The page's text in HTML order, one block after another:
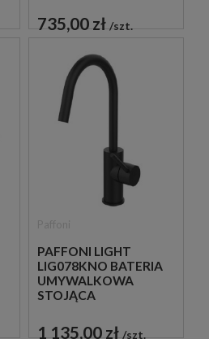
CHROM
735,00 zł szt.
PAFFONI LIGHT
LIG078KNO BATERIA
UMYWALKOWA
STOJĄCA
CZARNA
1 135,00 zł szt.